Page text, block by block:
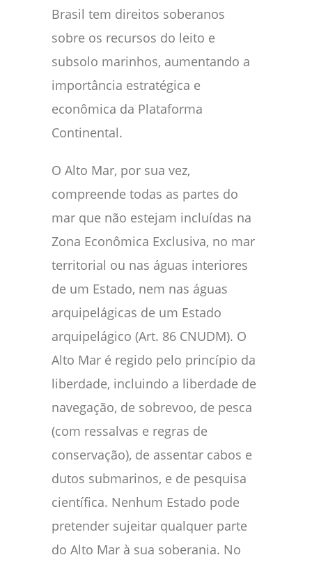
Brasil tem direitos soberanos
sobre os recursos do leito e
subsolo marinhos, aumentando a
importância estratégica e
econômica da Plataforma
Continental.
O Alto Mar, por sua vez,
compreende todas as partes do
mar que não estejam incluídas na
Zona Econômica Exclusiva, no mar
territorial ou nas águas interiores
de um Estado, nem nas águas
arquipelágicas de um Estado
arquipelágico (Art. 86 CNUDM). O
Alto Mar é regido pelo princípio da
liberdade, incluindo a liberdade de
navegação, de sobrevoo, de pesca
(com ressalvas e regras de
conservação), de assentar cabos e
dutos submarinos, e de pesquisa
científica. Nenhum Estado pode
pretender sujeitar qualquer parte
do Alto Mar à sua soberania. No